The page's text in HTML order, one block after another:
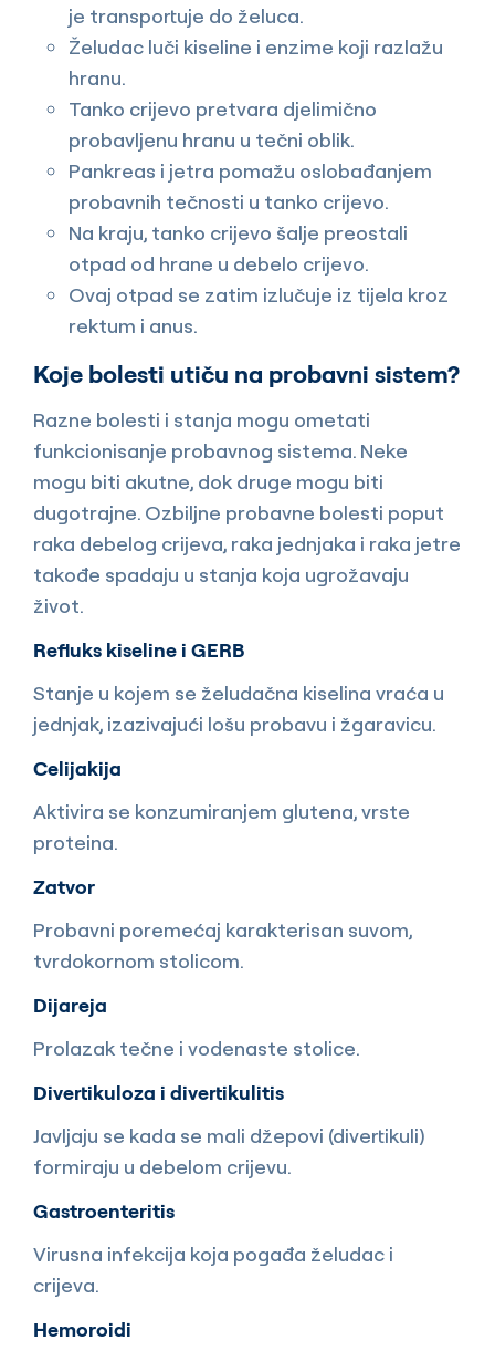
je transportuje do želuca.
Želudac luči kiseline i enzime koji razlažu
hranu.
Tanko crijevo pretvara djelimično
probavljenu hranu u tečni oblik.
Pankreas i jetra pomažu oslobađanjem
probavnih tečnosti u tanko crijevo.
Na kraju, tanko crijevo šalje preostali
otpad od hrane u debelo crijevo.
Ovaj otpad se zatim izlučuje iz tijela kroz
rektum i anus.
Koje bolesti utiču na probavni sistem?
Razne bolesti i stanja mogu ometati
funkcionisanje probavnog sistema. Neke
mogu biti akutne, dok druge mogu biti
dugotrajne. Ozbiljne probavne bolesti poput
raka debelog crijeva, raka jednjaka i raka jetre
takođe spadaju u stanja koja ugrožavaju
život.
Refluks kiseline i GERB
Stanje u kojem se želudačna kiselina vraća u
jednjak, izazivajući lošu probavu i žgaravicu.
Celijakija
Aktivira se konzumiranjem glutena, vrste
proteina.
Zatvor
Probavni poremećaj karakterisan suvom,
tvrdokornom stolicom.
Dijareja
Prolazak tečne i vodenaste stolice.
Divertikuloza i divertikulitis
Javljaju se kada se mali džepovi (divertikuli)
formiraju u debelom crijevu.
Gastroenteritis
Virusna infekcija koja pogađa želudac i
crijeva.
Hemoroidi